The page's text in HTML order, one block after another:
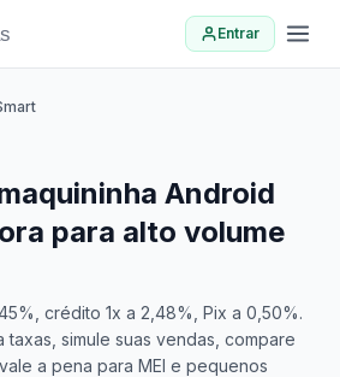
Entrar
Android
para alto volume
crédito 1x a 2,48%, Pix a 0,50%.
taxas, simule suas vendas, compare
a pena para MEI e pequenos